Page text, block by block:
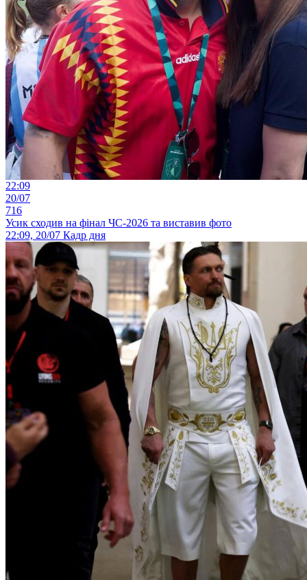
22:09
20/07
716
Усик сходив на фінал ЧС-2026 та виставив фото
22:09, 20/07 Кадр дня